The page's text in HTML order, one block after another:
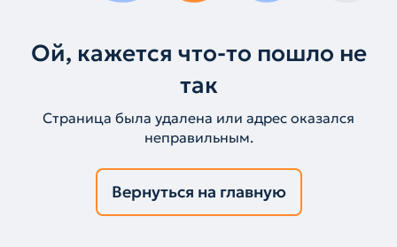
Ой, кажется что-то пошло не
так
Страница была удалена или адрес оказался
неправильным.
Вернуться на главную